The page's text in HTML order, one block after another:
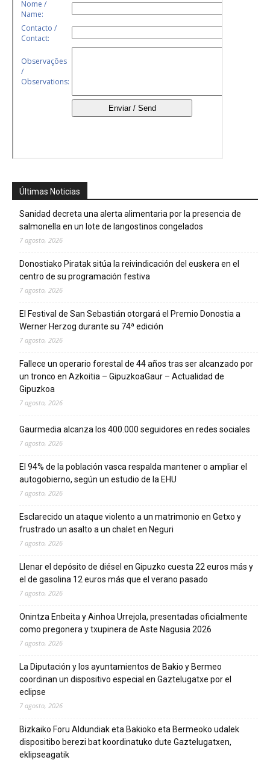
Últimas Noticias
Sanidad decreta una alerta alimentaria por la presencia de
salmonella en un lote de langostinos congelados
7 agosto, 2026
Donostiako Piratak sitúa la reivindicación del euskera en el
centro de su programación festiva
7 agosto, 2026
El Festival de San Sebastián otorgará el Premio Donostia a
Werner Herzog durante su 74ª edición
7 agosto, 2026
Fallece un operario forestal de 44 años tras ser alcanzado por
un tronco en Azkoitia – GipuzkoaGaur – Actualidad de
Gipuzkoa
7 agosto, 2026
Gaurmedia alcanza los 400.000 seguidores en redes sociales
7 agosto, 2026
El 94% de la población vasca respalda mantener o ampliar el
autogobierno, según un estudio de la EHU
7 agosto, 2026
Esclarecido un ataque violento a un matrimonio en Getxo y
frustrado un asalto a un chalet en Neguri
7 agosto, 2026
Llenar el depósito de diésel en Gipuzko cuesta 22 euros más y
el de gasolina 12 euros más que el verano pasado
7 agosto, 2026
Onintza Enbeita y Ainhoa Urrejola, presentadas oficialmente
como pregonera y txupinera de Aste Nagusia 2026
7 agosto, 2026
La Diputación y los ayuntamientos de Bakio y Bermeo
coordinan un dispositivo especial en Gaztelugatxe por el
eclipse
7 agosto, 2026
Bizkaiko Foru Aldundiak eta Bakioko eta Bermeoko udalek
dispositibo berezi bat koordinatuko dute Gaztelugatxen,
eklipseagatik